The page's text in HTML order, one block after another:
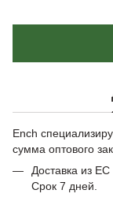
Ench
сумма оптового
Доставка из ЕС
Срок 7 дней.